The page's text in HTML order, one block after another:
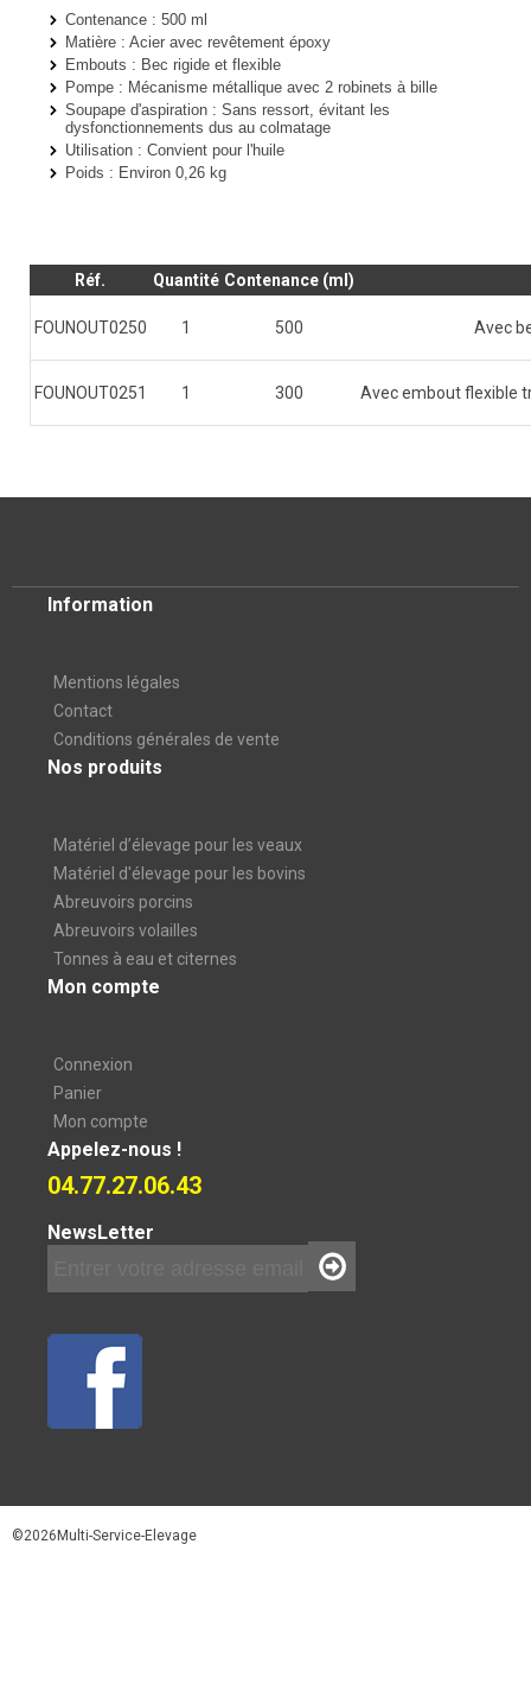
Contenance : 500 ml
Matière : Acier avec revêtement époxy
Embouts : Bec rigide et flexible
Pompe : Mécanisme métallique avec 2 robinets à bille
Soupape d'aspiration : Sans ressort, évitant les
dysfonctionnements dus au colmatage
Utilisation : Convient pour l'huile
Poids : Environ 0,26 kg
Réf. Quantité Contenance (ml)
FOUNOUT0250 1 500 Avec
FOUNOUT0251 1 300 Avec embout flexible
Information
Mentions légales
Contact
Conditions générales de vente
Nos produits
Matériel d’élevage pour les veaux
Matériel d'élevage pour les bovins
Abreuvoirs porcins
Abreuvoirs volailles
Tonnes à eau et citernes
Mon compte
Connexion
Panier
Mon compte
Appelez-nous !
04.77.27.06.43
NewsLetter
©2026Multi-Service-Elevage